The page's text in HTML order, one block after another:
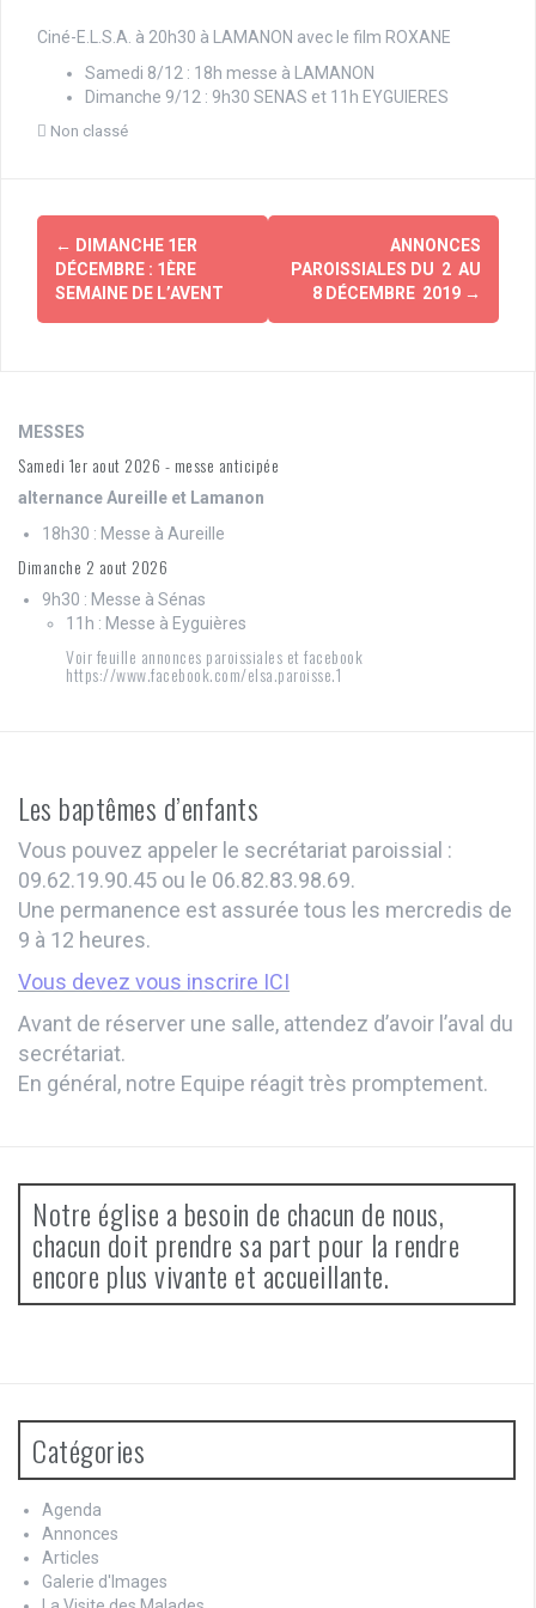
Ciné-E.L.S.A. à 20h30 à LAMANON avec le film ROXANE
Samedi 8/12 : 18h messe à LAMANON
Dimanche 9/12 : 9h30 SENAS et 11h EYGUIERES
Non classé
Navigation
d'article
← DIMANCHE 1ER
DÉCEMBRE : 1ÈRE
SEMAINE DE L’AVENT
ANNONCES
PAROISSIALES DU 2 AU
8 DÉCEMBRE 2019 →
MESSES
Samedi 1er aout 2026 - messe anticipée
alternance Aureille et Lamanon
18h30 : Messe à Aureille
Dimanche 2 aout 2026
9h30 : Messe à Sénas
11h : Messe à Eyguières
Voir feuille annonces paroissiales et facebook
https://www.facebook.com/elsa.paroisse.1
Les baptêmes d’enfants
Vous pouvez appeler le secrétariat paroissial :
09.62.19.90.45 ou le 06.82.83.98.69.
Une permanence est assurée tous les mercredis de
9 à 12 heures.
Vous devez vous inscrire ICI
Avant de réserver une salle, attendez d’avoir l’aval du
secrétariat.
En général, notre Equipe réagit très promptement.
Notre église a besoin de chacun de nous,
chacun doit prendre sa part pour la rendre
encore plus vivante et accueillante.
Catégories
Agenda
Annonces
Articles
Galerie d'Images